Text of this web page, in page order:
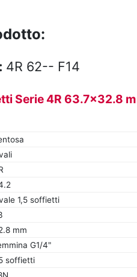
4R 62-- F14
Serie 4R 63.7x32.8
1,5 soffietti
mm
G1/4"
soffietti